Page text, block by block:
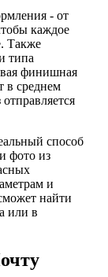
- от
каждое
Также
типа
финишная
в среднем
способ
фото из
и
найти
или в